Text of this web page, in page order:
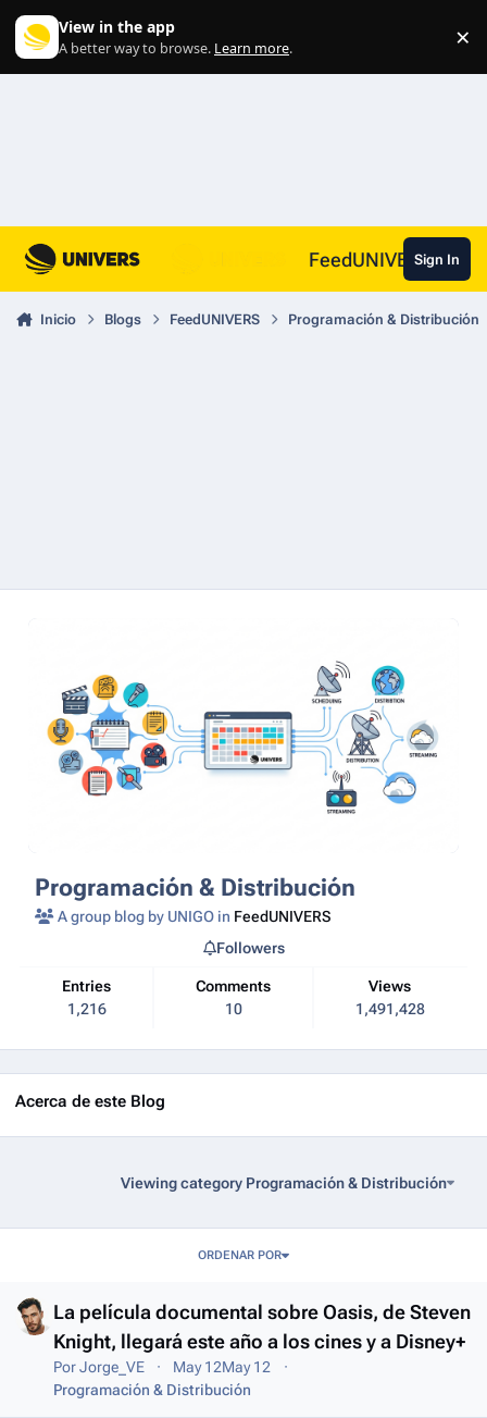
View in the app
A better way to browse. Learn more. ×
FeedUNIVERSSign In
Inicio Blogs FeedUNIVERS Programación & Distribución
Programación & Distribución
A group blog by UNIGO in FeedUNIVERS
Entries
1,216
Comments
10
Views
1,491,428
Followers
Acerca de este Blog
Viewing category Programación & Distribución
ORDENAR POR
La película documental sobre Oasis, de Steven
Knight, llegará este año a los cines y a Disney+
PorJorge_VE May 12May 12
Programación & Distribución